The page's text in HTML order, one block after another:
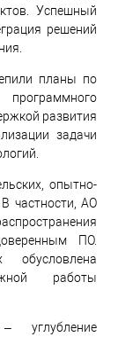
Успешный
решений
планы по
развития
задачи
опытно-
В частности, АО
ПО.
обусловлена
работы
углубление